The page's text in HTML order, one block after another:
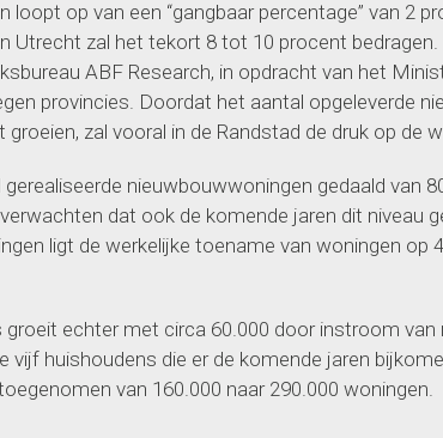
loopt op van een “gangbaar percentage” van 2
Utrecht zal het tekort 8 tot 10 procent
ABF Research, in opdracht van het
provincies. Doordat het aantal opgeleverde
zal vooral in de Randstad de druk op de
nieuwbouwwoningen gedaald van
dat ook de komende jaren dit niveau
ligt de werkelijke toename van woningen op
echter met circa 60.000 door instroom
vijf huishoudens die er de komende jaren
van 160.000 naar 290.000 woningen.